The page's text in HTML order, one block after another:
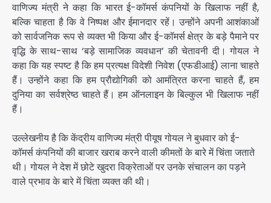
वाणिज्य मंत्री ने कहा कि भारत ई-कॉमर्स कंपनियों के खिलाफ नहीं है,
बल्कि चाहता है कि वे निष्पक्ष और ईमानदार रहें। उन्होंने अपनी आशंकाओं
को सार्वजनिक रूप से व्यक्त भी किया और ई-कॉमर्स क्षेत्र के बड़े पैमाने पर
वृद्धि के साथ-साथ ‘बड़े सामाजिक व्यवधान’ की चेतावनी दी। गोयल ने
कहा कि यह स्पष्ट है कि हम प्रत्यक्ष विदेशी निवेश (एफडीआई) लाना चाहते
हैं। उन्‍होंने कहा कि हम प्रौद्योगिकी को आमंत्रित करना चाहते हैं, हम
दुनिया का सर्वश्रेष्ठ चाहते हैं। हम ऑनलाइन के बिल्कुल भी खिलाफ नहीं
हैं।
उल्‍लेखनीय है कि केंद्रीय वाणिज्‍य मंत्री पीयूष गोयल ने बुधवार को ई-
कॉमर्स कंपनियों की बाजार खराब करने वाली कीमतों के बारे में चिंता जताते
थी। गोयल ने देश में छोटे खुदरा विक्रेताओं पर उनके संचालन का पड़ने
वाले प्रभाव के बारे में चिंता व्‍यक्‍त की थी।